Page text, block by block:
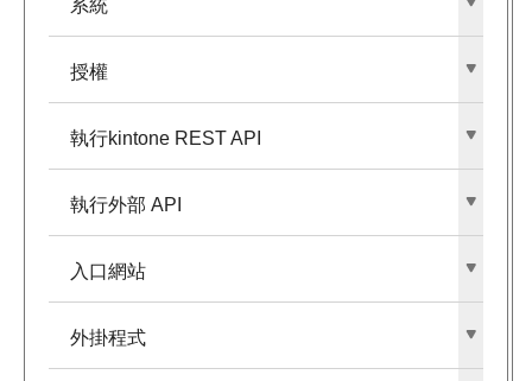
系統
授權
執行kintone REST API
執行外部​ API
入口網站
外掛程式